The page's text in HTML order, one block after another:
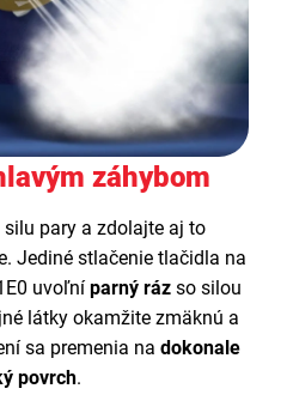
záhybom
pary a zdolajte aj to
Jediné stlačenie tlačidla na
uvoľníparný rázso silou
látky okamžite zmäknú a
sa premenia nadokonale
povrch.